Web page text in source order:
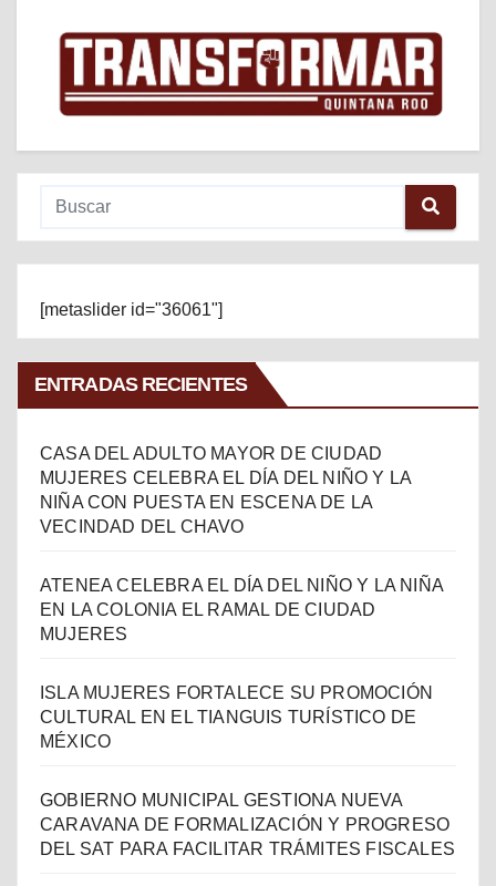
[metaslider id="36061"]
ENTRADAS RECIENTES
CASA DEL ADULTO MAYOR DE CIUDAD
MUJERES CELEBRA EL DÍA DEL NIÑO Y LA
NIÑA CON PUESTA EN ESCENA DE LA
VECINDAD DEL CHAVO
ATENEA CELEBRA EL DÍA DEL NIÑO Y LA NIÑA
EN LA COLONIA EL RAMAL DE CIUDAD
MUJERES
ISLA MUJERES FORTALECE SU PROMOCIÓN
CULTURAL EN EL TIANGUIS TURÍSTICO DE
MÉXICO
GOBIERNO MUNICIPAL GESTIONA NUEVA
CARAVANA DE FORMALIZACIÓN Y PROGRESO
DEL SAT PARA FACILITAR TRÁMITES FISCALES